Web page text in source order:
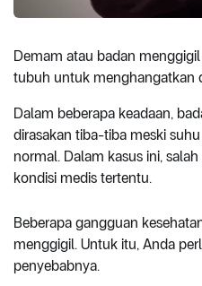
Demam atau badan
tubuh untuk menghangatkan
Dalam beberapa keadaan,
dirasakan tiba-tiba meski
normal. Dalam kasus ini,
kondisi medis tertentu.
Beberapa gangguan
menggigil. Untuk itu, Anda
penyebabnya.